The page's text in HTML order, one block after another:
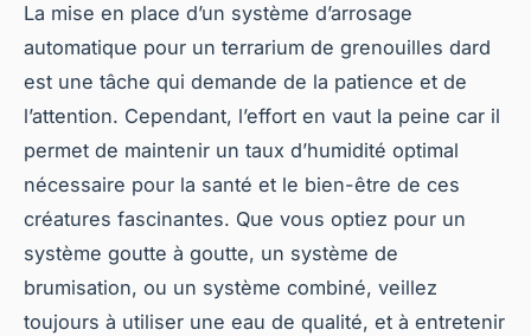
La mise en place d’un système d’arrosage
automatique pour un terrarium de grenouilles dard
est une tâche qui demande de la patience et de
l’attention. Cependant, l’effort en vaut la peine car il
permet de maintenir un taux d’humidité optimal
nécessaire pour la santé et le bien-être de ces
créatures fascinantes. Que vous optiez pour un
système goutte à goutte, un système de
brumisation, ou un système combiné, veillez
toujours à utiliser une eau de qualité, et à entretenir